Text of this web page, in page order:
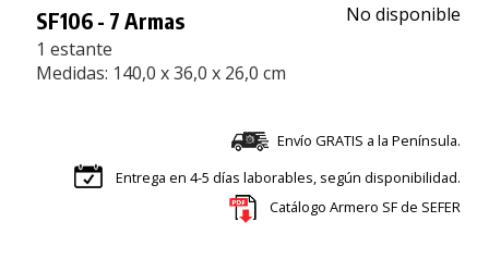
SF106 - 7 Armas
1 estante
Medidas: 140,0 x 36,0 x 26,0 cm
No disponible
Envío GRATIS a la Península.
Entrega en 4-5 días laborables, según disponibilidad.
Catálogo Armero SF de SEFER